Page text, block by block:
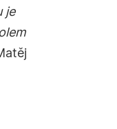
je